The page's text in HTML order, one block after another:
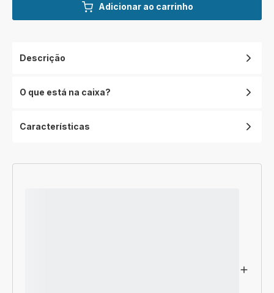
Adicionar ao carrinho
Descrição
O que está na caixa?
Características